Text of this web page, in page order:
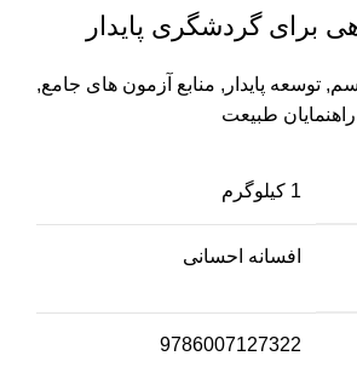
برای گردشگری پایدار
, توسعه پایدار , منابع آزمون های جامع,
راهنمایان طبیعت
1 کیلوگرم
افسانه احسانی
9786007127322